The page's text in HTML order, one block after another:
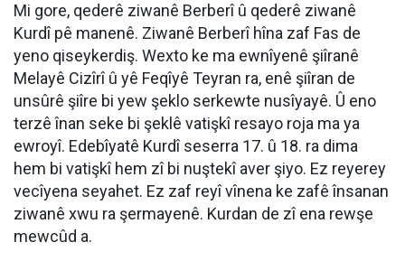
Mi gore, qederê ziwanê Berberî û qederê ziwanê
Kurdî pê manenê. Ziwanê Berberî hîna zaf Fas de
yeno qiseykerdiş. Wexto ke ma ewnîyenê şiîranê
Melayê Cizîrî û yê Feqîyê Teyran ra, enê şiîran de
unsûrê şiîre bi yew şeklo serkewte nusîyayê. Û eno
terzê înan seke bi şeklê vatişkî resayo roja ma ya
ewroyî. Edebîyatê Kurdî seserra 17. û 18. ra dima
hem bi vatişkî hem zî bi nuştekî aver şiyo. Ez reyerey
vecîyena seyahet. Ez zaf reyî vînena ke zafê însanan
ziwanê xwu ra şermayenê. Kurdan de zî ena rewşe
mewcûd a.